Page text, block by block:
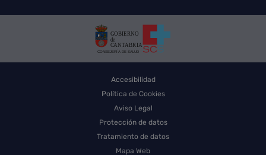
Accesibilidad
Política de Cookies
Aviso Legal
Protección de datos
Tratamiento de datos
Mapa Web